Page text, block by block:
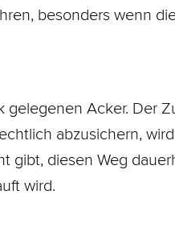
besonders wenn
Acker. Der
abzusichern,
gibt, diesen Weg
wird.